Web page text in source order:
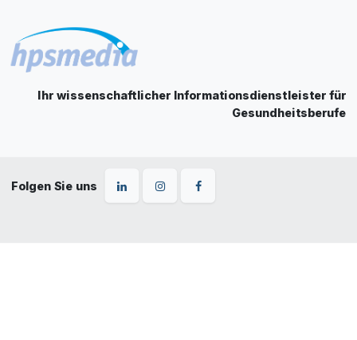
Ihr wissenschaftlicher Informationsdienstleister für
Gesundheitsberufe
Folgen Sie uns